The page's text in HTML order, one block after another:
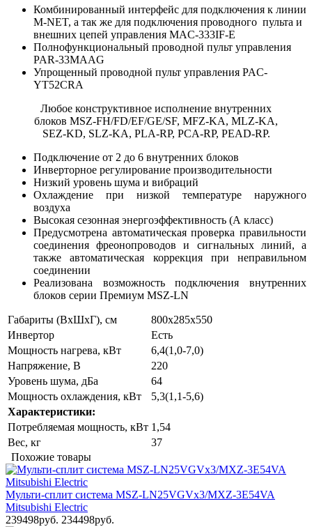
Комбинированный интерфейс для подключения к линии
M-NET, а так же для подключения проводного пульта и
внешних цепей управления MAC-333IF-E
Полнофункциональный проводной пульт управления
PAR-33MAAG
Упрощенный проводной пульт управления PAC-
YT52CRA
Любое конструктивное исполнение внутренних
блоков MSZ-FH/FD/EF/GE/SF, MFZ-KA, MLZ-KA,
SEZ-KD, SLZ-KA, PLA-RP, PCA-RP, PEAD-RP.
Подключение от 2 до 6 внутренних блоков
Инверторное регулирование производительности
Низкий уровень шума и вибраций
Охлаждение при низкой температуре наружного
воздуха
Высокая сезонная энергоэффективность (А класс)
Предусмотрена автоматическая проверка правильности
соединения фреонопроводов и сигнальных линий, а
также автоматическая коррекция при неправильном
соединении
Реализована возможность подключения внутренних
блоков серии Премиум MSZ-LN
Габариты (ВхШхГ), см
800х285х550
Инвертор
Есть
Мощность нагрева, кВт
6,4(1,0-7,0)
Напряжение, В
220
Уровень шума, дБа
64
Мощность охлаждения, кВт
5,3(1,1-5,6)
Характеристики:
Потребляемая мощность, кВт 1,54
Вес, кг
37
Похожие товары
Мульти-сплит система MSZ-LN25VGVx3/MXZ-3E54VA
Mitsubishi Electric
239498руб. 234498руб.